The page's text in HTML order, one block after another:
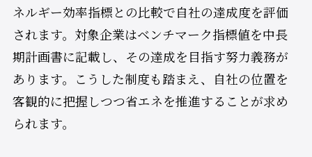
ネルギー効率指標との比較で自社の達成度を評価
されます。対象企業はベンチマーク指標値を中長
期計画書に記載し、その達成を目指す努力義務が
あります。こうした制度も踏まえ、自社の位置を
客観的に把握しつつ省エネを推進することが求め
られます。